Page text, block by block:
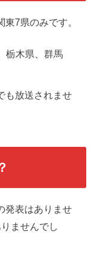
東7県のみです。
栃木県、群馬
も放送されませ
発表はありませ
ませんでし